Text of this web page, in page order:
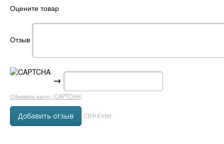
Оцените товар
Отзыв
→
Обновить капчу (CAPTCHA)
Ctrl+Enter